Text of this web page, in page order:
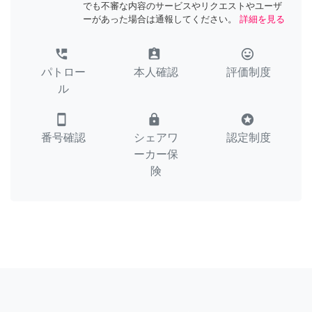
でも不審な内容のサービスやリクエストやユーザ
ーがあった場合は通報してください。
詳細を見る
perm_phone_msg
パトロー
ル
assignment_ind
本人確認
tag_faces
評価制度
smartphone
番号確認
lock
シェアワ
ーカー保
険
stars
認定制度